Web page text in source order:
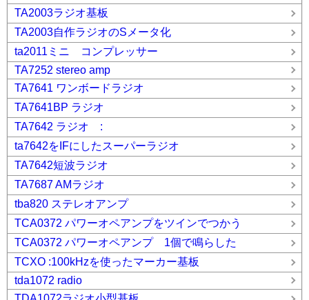
TA2003ラジオ基板
TA2003自作ラジオのSメータ化
ta2011ミニ コンプレッサー
TA7252 stereo amp
TA7641 ワンボードラジオ
TA7641BP ラジオ
TA7642 ラジオ :
ta7642をIFにしたスーパーラジオ
TA7642短波ラジオ
TA7687 AMラジオ
tba820 ステレオアンプ
TCA0372 パワーオペアンプをツインでつかう
TCA0372 パワーオペアンプ 1個で鳴らした
TCXO :100kHzを使ったマーカー基板
tda1072 radio